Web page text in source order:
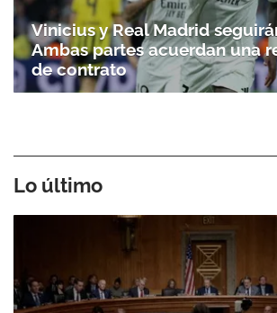
Vinicius y Real Madrid
Ambas partes acuerdan una
de contrato
Lo último